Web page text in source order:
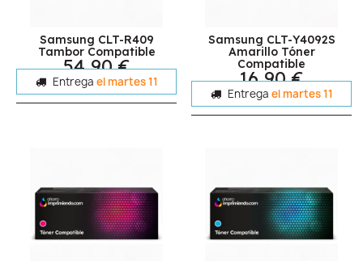
Samsung CLT-R409
Tambor Compatible
54,90 €
Entrega el martes 11
Samsung CLT-Y4092S
Amarillo Tóner
Compatible
16,90 €
Entrega el martes 11